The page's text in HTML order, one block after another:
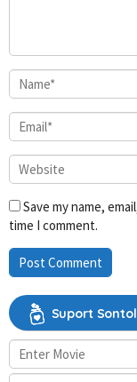
Save my name,
time I comment.
Suport